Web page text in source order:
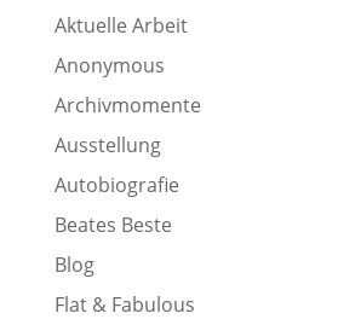
Aktuelle Arbeit
Anonymous
Archivmomente
Ausstellung
Autobiografie
Beates Beste
Blog
Flat & Fabulous